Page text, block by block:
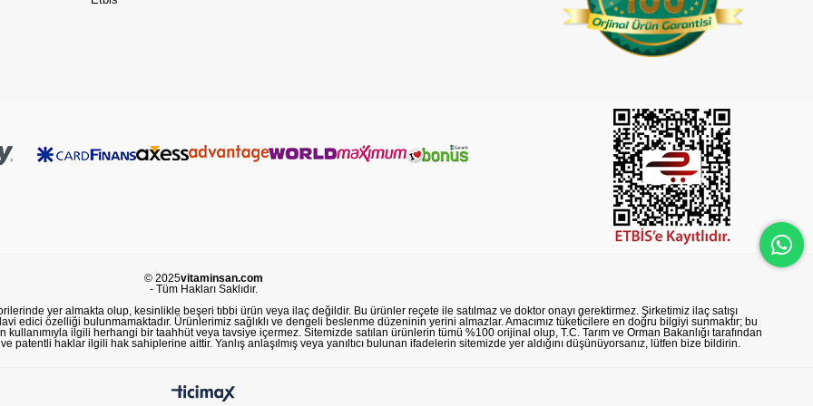
© 2025vitaminsan.com
- Tüm Hakları Saklıdır.
yer almakta olup, kesinlikle beşeri tıbbi ürün veya ilaç değildir. Bu ürünler reçete ile satılmaz ve doktor onayı gerektirmez. Şirketimiz ilaç satışı
edici özelliği bulunmamaktadır. Ürünlerimiz sağlıklı ve dengeli beslenme düzeninin yerini almazlar. Amacımız tüketicilere en doğru bilgiyi sunmaktır; bu
ilgili herhangi bir taahhüt veya tavsiye içermez. Sitemizde satılan ürünlerin tümü %100 orijinal olup, T.C. Tarım ve Orman Bakanlığı tarafından
patentli haklar ilgili hak sahiplerine aittir. Yanlış anlaşılmış veya yanıltıcı bulunan ifadelerin sitemizde yer aldığını düşünüyorsanız, lütfen bize bildirin.